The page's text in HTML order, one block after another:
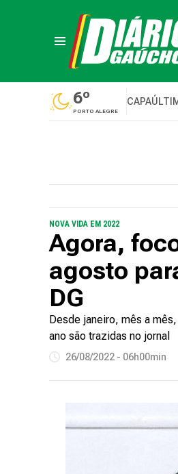
6º
PORTO ALEGRE
CAPA
NOVA VIDA EM 2022
Agora,
agosto
DG
Desde janeiro, mês a
ano são trazidas no jornal
26/08/2022 - 06h00min